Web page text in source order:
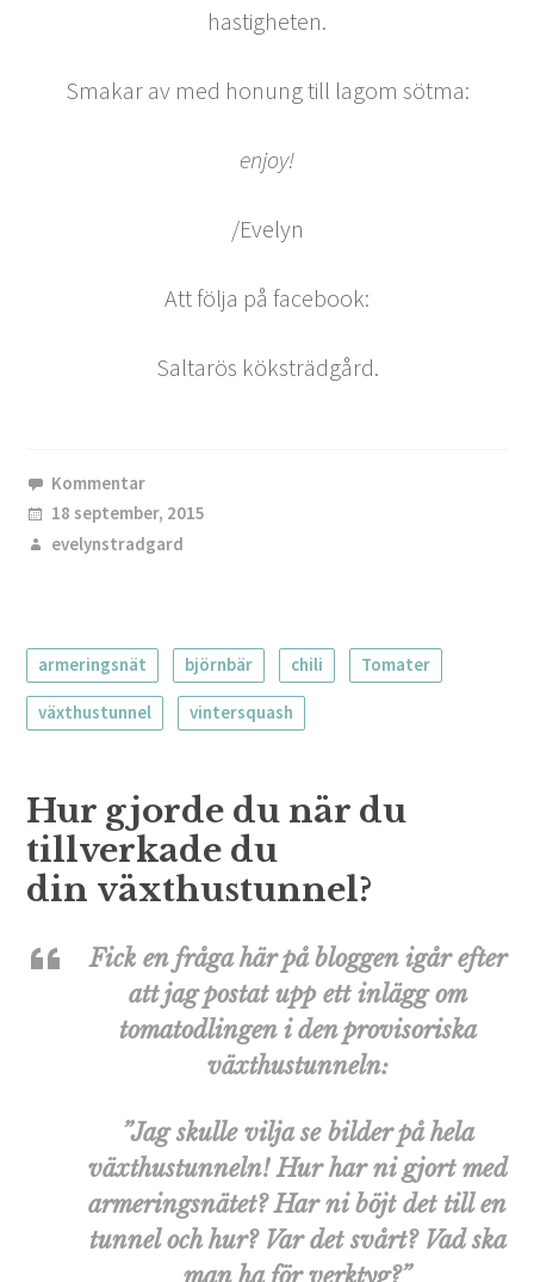
hastigheten.
Smakar av med honung till lagom sötma:
enjoy!
/Evelyn
Att följa på facebook:
Saltarös köksträdgård.
Kommentar
18 september, 2015
evelynstradgard
armeringsnät björnbär chili Tomater
växthustunnel vintersquash
Hur gjorde du när du
tillverkade du
din växthustunnel?
Fick en fråga här på bloggen igår efter
att jag postat upp ett inlägg om
tomatodlingen i den provisoriska
växthustunneln:
”Jag skulle vilja se bilder på hela
växthustunneln! Hur har ni gjort med
armeringsnätet? Har ni böjt det till en
tunnel och hur? Var det svårt? Vad ska
man ha för verktyg?”